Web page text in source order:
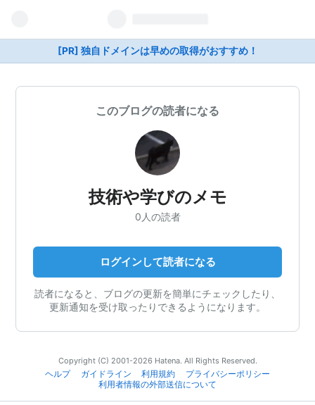
[PR] 独自ドメインは早めの取得がおすすめ！
このブログの読者になる
技術や学びのメモ
0人の読者
ログインして読者になる
読者になると、ブログの更新を簡単にチェックしたり、
更新通知を受け取ったりできるようになります。
Copyright (C) 2001-2026 Hatena. All Rights Reserved.
ヘルプ
ガイドライン 利用規約
プライバシーポリシー
利用者情報の外部送信について